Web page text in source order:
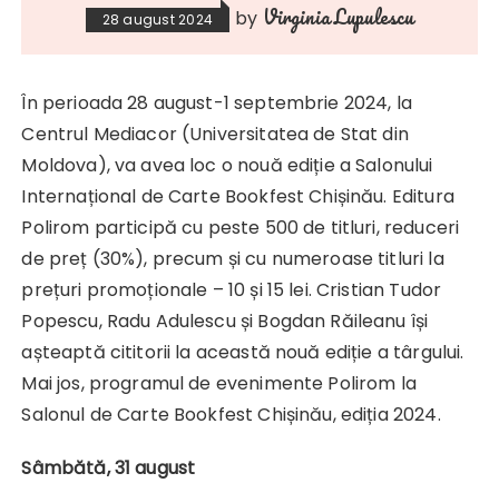
28 august 2024 by Virginia Lupulescu
În perioada 28 august-1 septembrie 2024, la
Centrul Mediacor (Universitatea de Stat din
Moldova), va avea loc o nouă ediție a Salonului
Internațional de Carte Bookfest Chișinău. Editura
Polirom participă cu peste 500 de titluri, reduceri
de preț (30%), precum și cu numeroase titluri la
prețuri promoționale – 10 și 15 lei. Cristian Tudor
Popescu, Radu Adulescu și Bogdan Răileanu își
așteaptă cititorii la această nouă ediție a târgului.
Mai jos, programul de evenimente Polirom la
Salonul de Carte Bookfest Chișinău, ediția 2024.
Sâmbătă, 31 august